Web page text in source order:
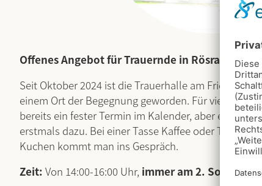
Offenes Angebot für Trauernde in Rösrath
Seit Oktober 2024 ist die Trauerhalle am Friedhof
einem Ort der Begegnung geworden. Für viele
bereits ein fester Termin im Kalender, aber es
erstmals dazu. Bei einer Tasse Kaffee oder Tee
Kuchen kommt man ins Gespräch.
Zeit: Von 14:00-16:00 Uhr, immer am 2. Sonntag